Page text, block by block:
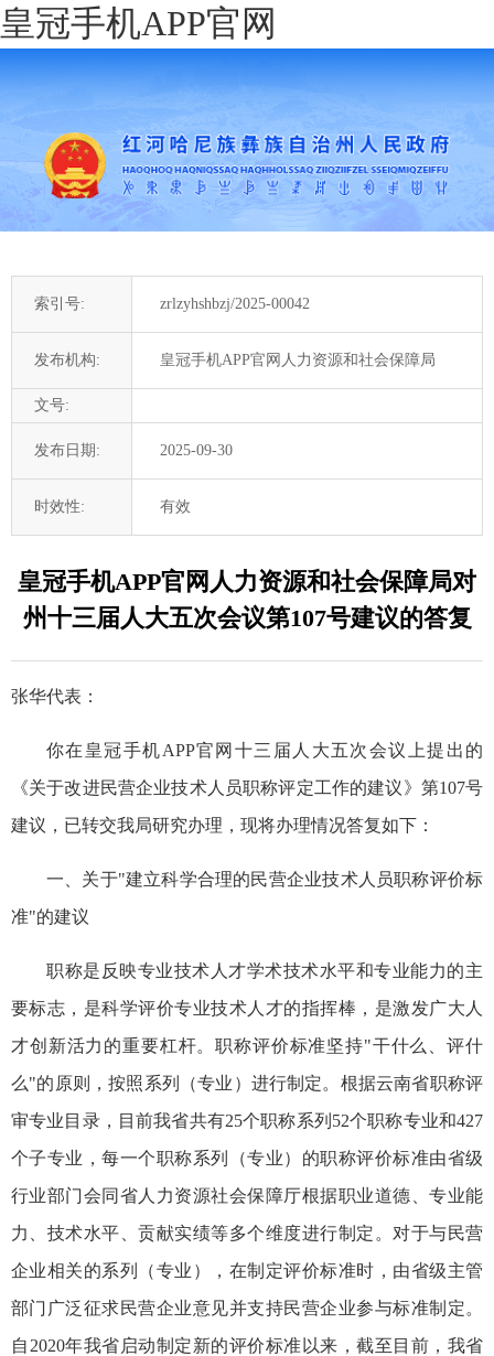
皇冠手机APP官网
索引号: zrlzyhshbzj/2025-00042
发布机构: 皇冠手机APP官网人力资源和社会保障局
文号:
发布日期: 2025-09-30
时效性: 有效
皇冠手机APP官网人力资源和社会保障局对
州十三届人大五次会议第107号建议的答复
张华代表：
你在皇冠手机APP官网 十三届 人大五次会议上提出的
《关于改进民营企业技术人员职称评定工作的建议》第107号
建议，已转交我局研究办理，现将办理情况答复如下：
一、关于"建立科学合理的民营企业技术人员职称评价标
准"的建议
职称是反映专业技术人才学术技术水平和专业能力的主
要标志，是科学评价专业技术人才的指挥棒，是激发广大人
才创新活力的重要杠杆。职称评价标准坚持"干什么、评什
么"的原则，按照系列（专业）进行制定。根据云南省职称评
审专业目录，目前我省共有25个职称系列52个职称专业和427
个子专业，每一个职称系列（专业）的职称评价标准由省级
行业部门会同 省人力资源社会保障厅根据职业道德、专业能
力、技术水平、贡献实绩等多个维度进行制定。对于与民营
企业相关的系列（专业），在制定评价标准时，由省级主管
部门广泛征求民营企业意见并支持民营企业参与标准制定。
自2020年我省启动制定新的评价标准以来，截至目前，我省